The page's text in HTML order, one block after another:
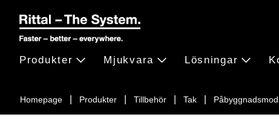
Homepage Produkter Tillbehör Tak
Produkter Mjukvara Lösningar